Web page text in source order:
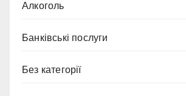
Алкоголь
Банківські послуги
Без категорії